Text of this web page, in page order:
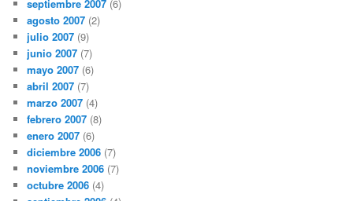
septiembre 2007 (6)
agosto 2007 (2)
julio 2007 (9)
junio 2007 (7)
mayo 2007 (6)
abril 2007 (7)
marzo 2007 (4)
febrero 2007 (8)
enero 2007 (6)
diciembre 2006 (7)
noviembre 2006 (7)
octubre 2006 (4)